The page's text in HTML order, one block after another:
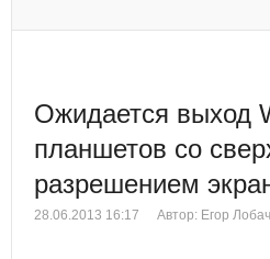
Ожидается выход
планшетов со
разрешением
28.06.2013 16:17 Автор: Егор